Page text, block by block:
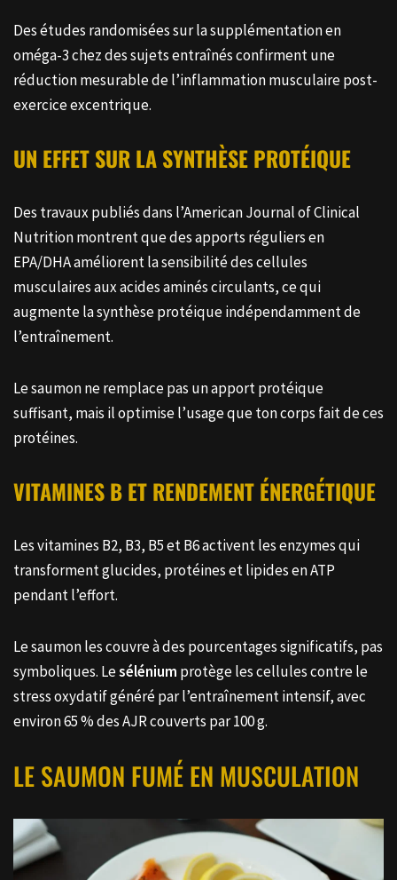
Des études randomisées sur la supplémentation en
oméga-3 chez des sujets entraînés confirment une
réduction mesurable de l’inflammation musculaire post-
exercice excentrique.
UN EFFET SUR LA SYNTHÈSE PROTÉIQUE
Des travaux publiés dans l’American Journal of Clinical
Nutrition montrent que des apports réguliers en
EPA/DHA améliorent la sensibilité des cellules
musculaires aux acides aminés circulants, ce qui
augmente la synthèse protéique indépendamment de
l’entraînement.
Le saumon ne remplace pas un apport protéique
suffisant, mais il optimise l’usage que ton corps fait de ces
protéines.
VITAMINES B ET RENDEMENT ÉNERGÉTIQUE
Les vitamines B2, B3, B5 et B6 activent les enzymes qui
transforment glucides, protéines et lipides en ATP
pendant l’effort.
Le saumon les couvre à des pourcentages significatifs, pas
symboliques. Lesélénium protège les cellules contre le
stress oxydatif généré par l’entraînement intensif, avec
environ 65 % des AJR couverts par 100 g.
LE SAUMON FUMÉ EN MUSCULATION